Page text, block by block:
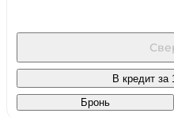
Система контроля
Дневные ходовые огни
Система управления
В кредит за
Бронь